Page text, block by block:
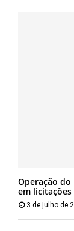
Operação
em licitações
3 de julho de